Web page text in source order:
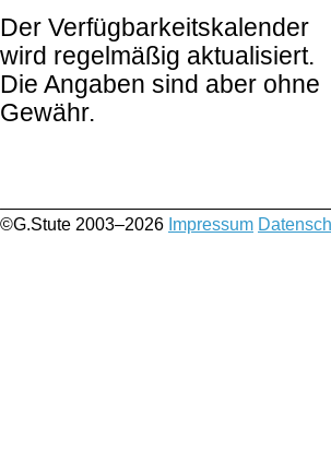
Der Verfügbarkeitskalender
wird regelmäßig aktualisiert.
Die Angaben sind aber ohne
Gewähr.
©G.Stute 2003–2026 Impressum